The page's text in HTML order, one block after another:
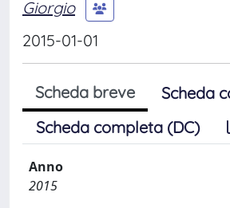
Giorgio
2015-01-01
Scheda breve
Scheda
Scheda completa (DC)
Anno
2015